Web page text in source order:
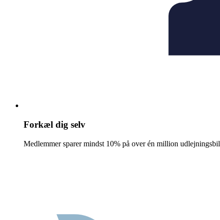
Forkæl dig selv
Medlemmer sparer mindst 10% på over én million